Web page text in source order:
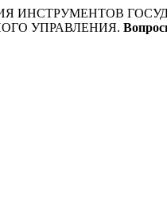
ИНСТРУМЕНТОВ
УПРАВЛЕНИЯ.